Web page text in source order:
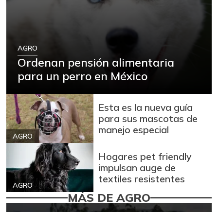
AGRO
Ordenan pensión alimentaria
para un perro en México
AGRO
Esta es la nueva guía
para sus mascotas de
manejo especial
AGRO
Hogares pet friendly
impulsan auge de
textiles resistentes
MÁS DE AGRO